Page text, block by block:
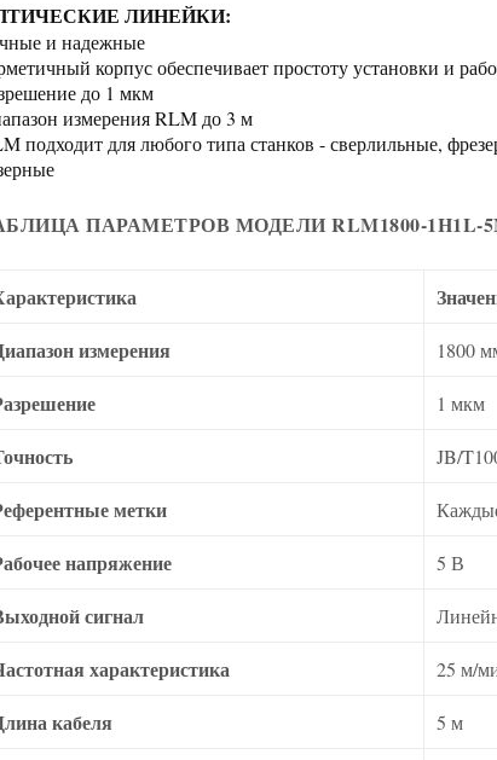
ЛИНЕЙКИ:
и надежные
корпус обеспечивает простоту установки и
до 1 мкм
измерения RLM до 3 м
подходит для любого типа станков - сверлильные,
ПАРАМЕТРОВ МОДЕЛИ RLM1800-1H1L-
измерения
1800
1 мкм
JB/
метки
напряжение 5 В
сигнал
характеристика 25 м/
кабеля 5 м